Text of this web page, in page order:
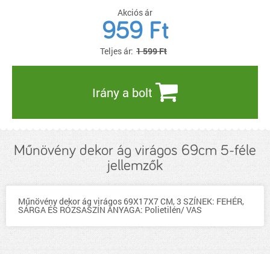
Akciós ár
959 Ft
Teljes ár: 1 599 Ft
Irány a bolt
Műnövény dekor ág virágos 69cm 5-féle
jellemzők
Műnövény dekor ág virágos 69X17X7 CM, 3 SZÍNEK: FEHÉR,
SÁRGA ÉS RÓZSASZÍN ANYAGA: Polietilén/ VAS